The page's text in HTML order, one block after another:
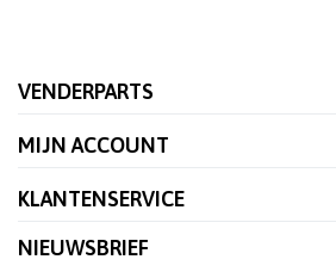
VENDERPARTS
MIJN ACCOUNT
KLANTENSERVICE
NIEUWSBRIEF